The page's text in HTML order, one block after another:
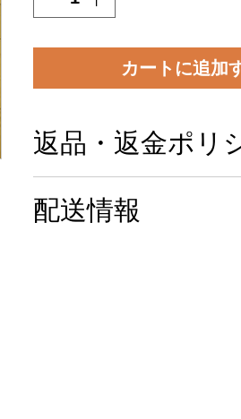
カートに追加
返品・返金ポリ
＆検査しておりますが万
配送情報